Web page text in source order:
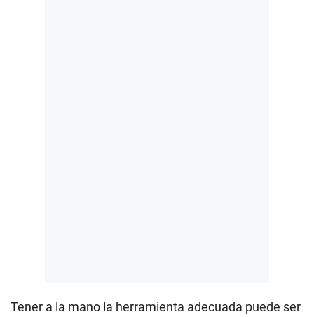
Tener a la mano la herramienta adecuada puede ser